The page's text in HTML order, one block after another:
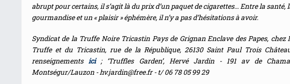
abrupt pour certains, il s’agit là du prix d’un paquet de cigarettes… Entre la santé,
gourmandise et un « plaisir » éphémère, il n’y a pas d’hésitations à avoir.
Syndicat de la Truffe Noire Tricastin Pays de Grignan Enclave des Papes, chez
Truffe et du Tricastin, rue de la République, 26130 Saint Paul Trois
renseignementsici; ‘Truffles Garden’, Hervé Jardin - 191 av de
Montségur/Lauzon -hv.jardin@free.fr- t/ 06 78 05 99 29